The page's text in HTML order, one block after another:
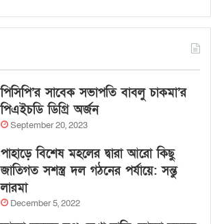
পিসিপি’র সাবেক সভাপতি বাবলু চাকমা’র
পিএইচডি ডিগ্রি অর্জন
September 20, 2023
পাহাড়ে বিশেষ মহলের দ্বারা আরো কিছু
জাতিগত সশস্ত্র দল গঠনের পর্যায়ে: সন্তু
লারমা
December 5, 2022